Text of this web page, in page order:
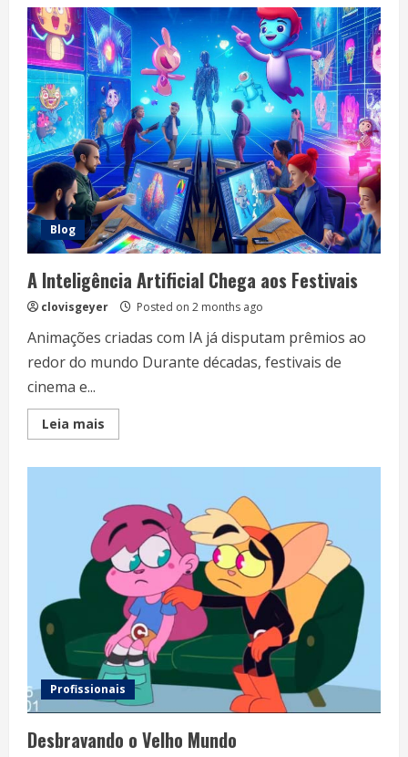
quando
a
IA
começou
a
entrar
na
animação
Blog
A Inteligência Artificial Chega aos Festivais
clovisgeyer Posted on 2 months ago
Animações criadas com IA já disputam prêmios ao
redor do mundo Durante décadas, festivais de
cinema e...
Leia mais
more
aos
Festivais
Profissionais
Desbravando o Velho Mundo